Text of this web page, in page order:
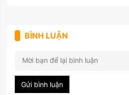
BÌNH LUẬN
Gửi bình luận